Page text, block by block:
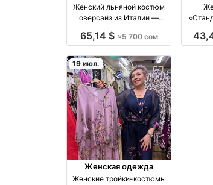
Женский льняной костюм
оверсайз из Италии —
производство Киргизия
65,14 $ ≈5 700 сом
неделю
19 июл.
Женская одежда
Женские тройки-костюмы